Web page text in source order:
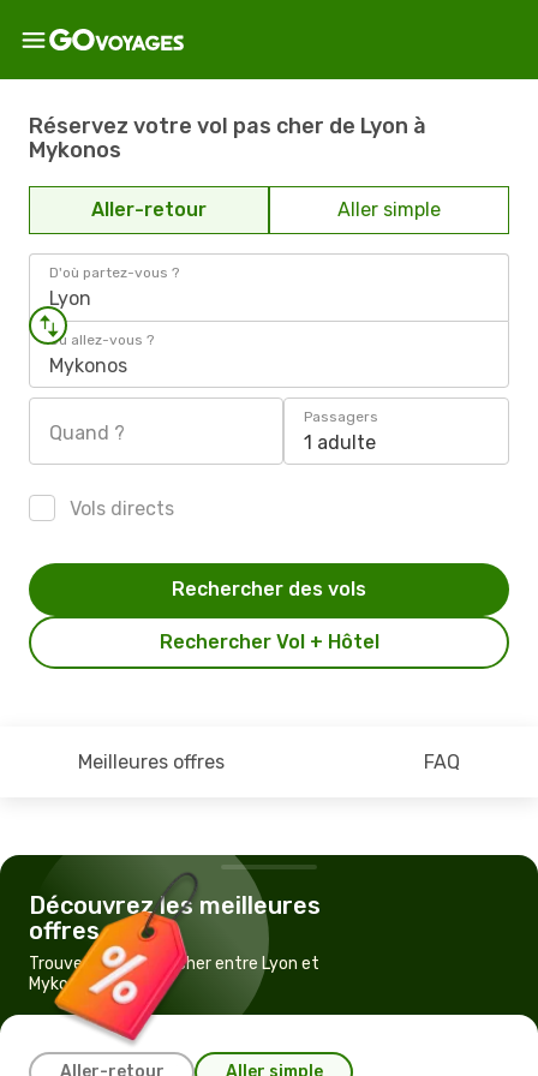
Réservez votre vol pas cher de Lyon à
Mykonos
Aller-retour Aller simple
D'où partez-vous ?
Lyon
Où allez-vous ?
Mykonos
Quand ?
Passagers
1 adulte
Vols directs
Rechercher Vol + Hôtel
Rechercher des vols
Meilleures offres FAQ
Découvrez les meilleures
offres
Trouvez un vol pas cher entre Lyon et
Mykonos
Aller-retour Aller simple